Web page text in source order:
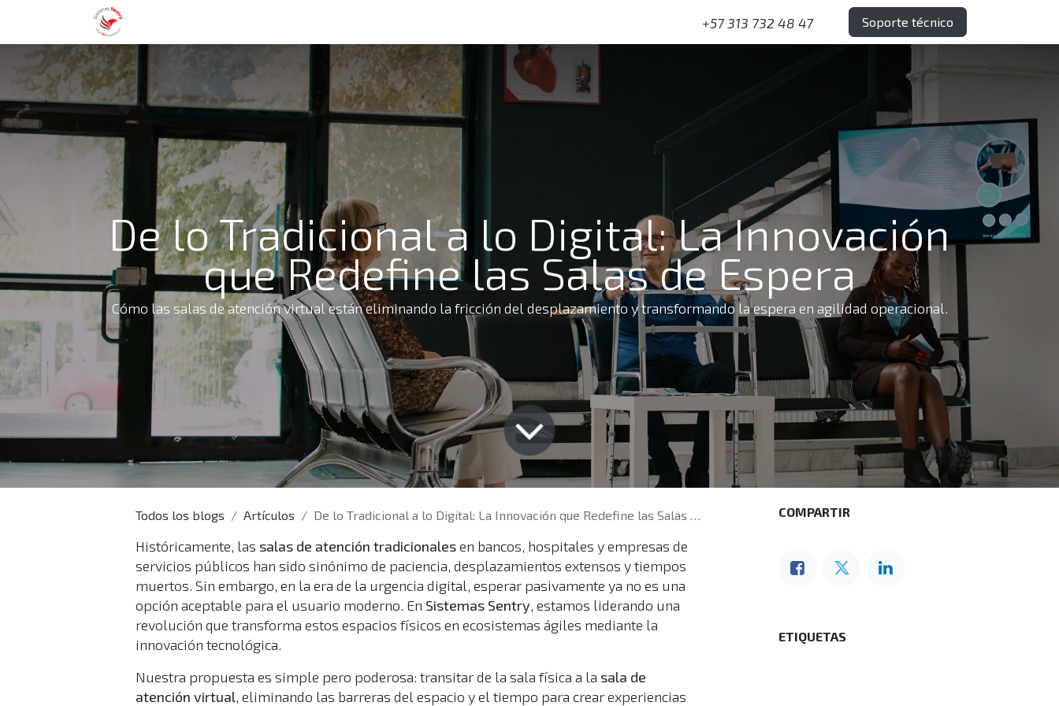
+57 313 732 48 47 Soporte técnico
De lo Tradicional a lo Digital: La Innovación
que Redefine las Salas de Espera
Cómo las salas de atención virtual están eliminando la fricción del desplazamiento y transformando la espera en agilidad operacional.
Todos los blogs Artículos De lo Tradicional a lo Digital: La Innovación que Redefine las Salas de Espera
Históricamente, las salas de atención tradicionalesen bancos, hospitales y empresas de
servicios públicos han sido sinónimo de paciencia, desplazamientos extensos y tiempos
muertos. Sin embargo, en la era de la urgencia digital, esperar pasivamente ya no es una
opción aceptable para el usuario moderno. En Sistemas Sentry, estamos liderando una
revolución que transforma estos espacios físicos en ecosistemas ágiles mediante la
innovación tecnológica.
Nuestra propuesta es simple pero poderosa: transitar de la sala física a la sala de
atención virtual, eliminando las barreras del espacio y el tiempo para crear experiencias
COMPARTIR
ETIQUETAS